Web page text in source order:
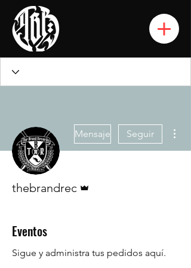
Mensaje Seguir
thebrandrec
Eventos
Sigue y administra tus pedidos aquí.